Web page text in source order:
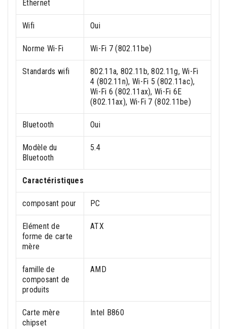
Ethernet
Wifi Oui
Norme Wi-Fi Wi-Fi 7 (802.11be)
Standards wifi
802.11a, 802.11b, 802.11g, Wi-Fi
4 (802.11n), Wi-Fi 5 (802.11ac),
Wi-Fi 6 (802.11ax), Wi-Fi 6E
(802.11ax), Wi-Fi 7 (802.11be)
Bluetooth Oui
Modèle du
Bluetooth
5.4
Caractéristiques
composant pour PC
Elément de
forme de carte
mère
ATX
famille de
composant de
produits
AMD
Carte mère
chipset
Intel B860